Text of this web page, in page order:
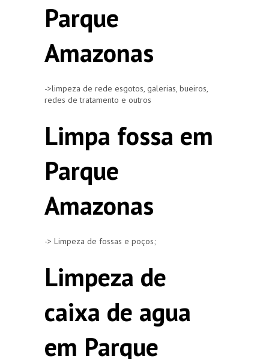
Parque
Amazonas
->limpeza de rede esgotos, galerias, bueiros,
redes de tratamento e outros
Limpa fossa em
Parque
Amazonas
-> Limpeza de fossas e poços;
Limpeza de
caixa de agua
em Parque